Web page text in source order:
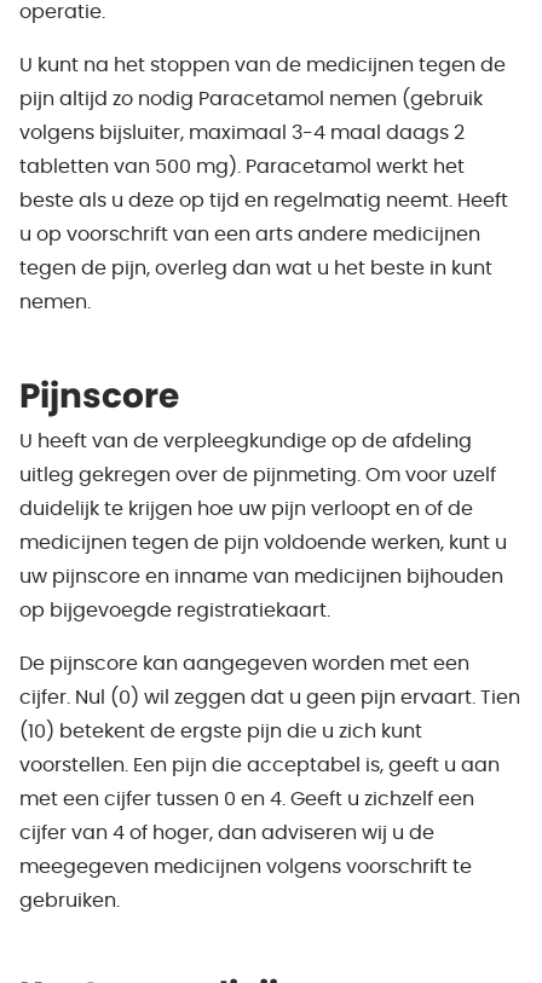
operatie.
U kunt na het stoppen van de medicijnen tegen de
pijn altijd zo nodig Paracetamol nemen (gebruik
volgens bijsluiter, maximaal 3-4 maal daags 2
tabletten van 500 mg). Paracetamol werkt het
beste als u deze op tijd en regelmatig neemt. Heeft
u op voorschrift van een arts andere medicijnen
tegen de pijn, overleg dan wat u het beste in kunt
nemen.
Pijnscore
U heeft van de verpleegkundige op de afdeling
uitleg gekregen over de pijnmeting. Om voor uzelf
duidelijk te krijgen hoe uw pijn verloopt en of de
medicijnen tegen de pijn voldoende werken, kunt u
uw pijnscore en inname van medicijnen bijhouden
op bijgevoegde registratiekaart.
De pijnscore kan aangegeven worden met een
cijfer. Nul (0) wil zeggen dat u geen pijn ervaart. Tien
(10) betekent de ergste pijn die u zich kunt
voorstellen. Een pijn die acceptabel is, geeft u aan
met een cijfer tussen 0 en 4. Geeft u zichzelf een
cijfer van 4 of hoger, dan adviseren wij u de
meegegeven medicijnen volgens voorschrift te
gebruiken.